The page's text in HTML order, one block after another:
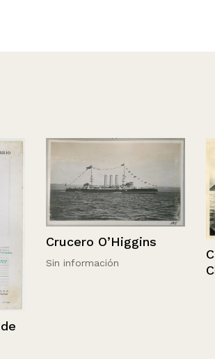
Crucero O’Higgins
Sin información